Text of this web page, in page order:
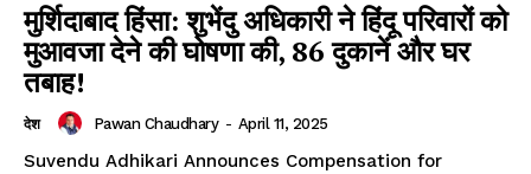
मुर्शिदाबाद हिंसा: शुभेंदु अधिकारी ने हिंदू परिवारों को
मुआवजा देने की घोषणा की, 86 दुकानें और घर
तबाह!
देश Pawan Chaudhary - April 11, 2025
Suvendu Adhikari Announces Compensation for